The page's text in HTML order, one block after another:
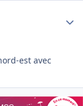
est avec